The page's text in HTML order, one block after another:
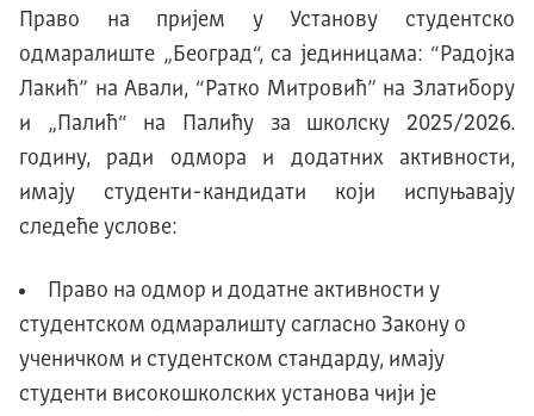
Право на пријем у Установу студентско
одмаралиште „Београд“, са јединицама: “Радојка
Лакић” на Авали, “Ратко Митровић” на Златибору
и „Палић“ на Палићу за школску 2025/2026.
годину, ради одмора и додатних активности,
имају студенти-кандидати који испуњавају
следеће услове:
Право на одмор и додатне активности у
студентском одмаралишту сагласно Закону о
ученичком и студентском стандарду, имају
студенти високошколских установа чији је